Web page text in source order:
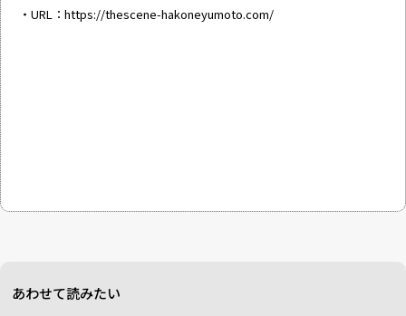
・URL： https://thescene-hakoneyumoto.com/
あわせて読みたい